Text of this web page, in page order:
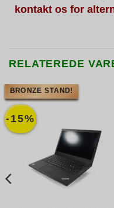
kontakt os for
RELATEREDE
-15%
BRONZE STAND!